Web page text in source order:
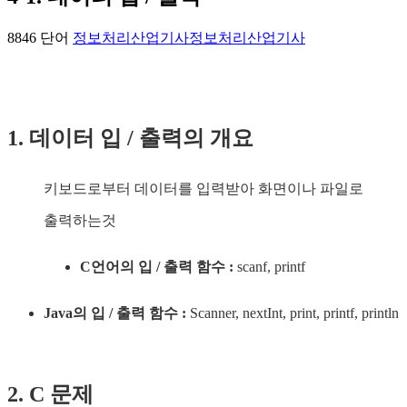
8846 단어 정보처리산업기사정보처리산업기사
1. 데이터 입 / 출력의 개요
키보드로부터 데이터를 입력받아 화면이나 파일로
출력하는것
C언어의 입 / 출력 함수 : scanf, printf
Java의 입 / 출력 함수 : Scanner, nextInt, print, printf, println
2. C 문제